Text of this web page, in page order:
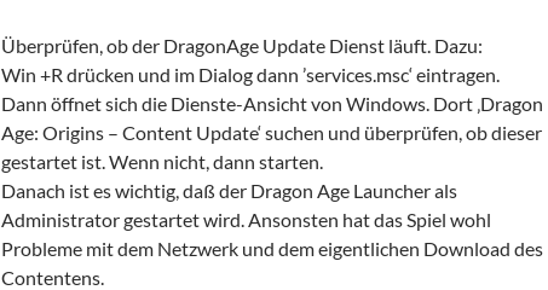
Überprüfen, ob der DragonAge Update Dienst läuft. Dazu:
Win +R drücken und im Dialog dann ’services.msc‘ eintragen.
Dann öffnet sich die Dienste-Ansicht von Windows. Dort ‚Dragon
Age: Origins – Content Update‘ suchen und überprüfen, ob dieser
gestartet ist. Wenn nicht, dann starten.
Danach ist es wichtig, daß der Dragon Age Launcher als
Administrator gestartet wird. Ansonsten hat das Spiel wohl
Probleme mit dem Netzwerk und dem eigentlichen Download des
Contentens.